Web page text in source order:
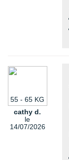
55 - 65 KG
cathy d.
le
14/07/2026